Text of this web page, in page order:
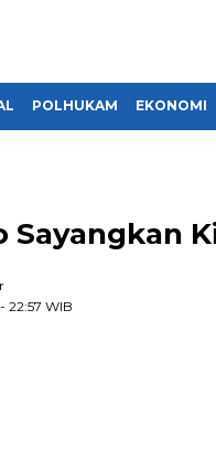
POLHUKAM EKONOMI
Sayangkan
22:57 WIB